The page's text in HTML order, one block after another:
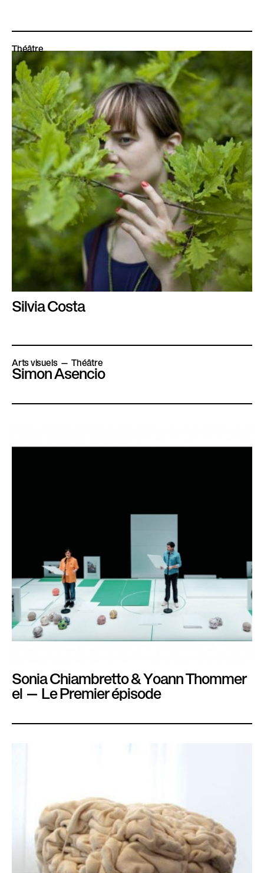
Théâtre
Silvia Costa
Arts visuels Théâtre
Simon Asencio
Sonia Chiambretto & Yoann Thommer
el — Le Premier épisode